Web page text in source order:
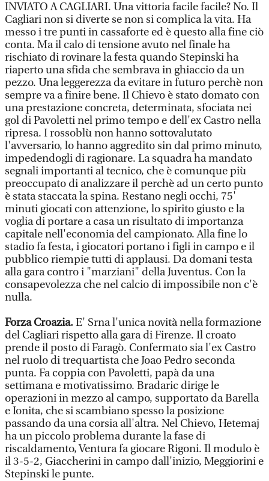
INVIATO A CAGLIARI. Una vittoria facile facile? No. Il
Cagliari non si diverte se non si complica la vita. Ha
messo i tre punti in cassaforte ed è questo alla fine ciò
conta. Ma il calo di tensione avuto nel finale ha
rischiato di rovinare la festa quando Stepinski ha
riaperto una sfida che sembrava in ghiaccio da un
pezzo. Una leggerezza da evitare in futuro perchè non
sempre va a finire bene. Il Chievo è stato domato con
una prestazione concreta, determinata, sfociata nei
gol di Pavoletti nel primo tempo e dell'ex Castro nella
ripresa. I rossoblù non hanno sottovalutato
l'avversario, lo hanno aggredito sin dal primo minuto,
impedendogli di ragionare. La squadra ha mandato
segnali importanti al tecnico, che è comunque più
preoccupato di analizzare il perchè ad un certo punto
è stata staccata la spina. Restano negli occhi, 75'
minuti giocati con attenzione, lo spirito giusto e la
voglia di portare a casa un risultato di importanza
capitale nell'economia del campionato. Alla fine lo
stadio fa festa, i giocatori portano i figli in campo e il
pubblico riempie tutti di applausi. Da domani testa
alla gara contro i "marziani" della Juventus. Con la
consapevolezza che nel calcio di impossibile non c'è
nulla.
Forza Croazia.E' Srna l'unica novità nella formazione
del Cagliari rispetto alla gara di Firenze. Il croato
prende il posto di Faragò. Confermato sia l'ex Castro
nel ruolo di trequartista che Joao Pedro seconda
punta. Fa coppia con Pavoletti, papà da una
settimana e motivatissimo. Bradaric dirige le
operazioni in mezzo al campo, supportato da Barella
e Ionita, che si scambiano spesso la posizione
passando da una corsia all'altra. Nel Chievo, Hetemaj
ha un piccolo problema durante la fase di
riscaldamento, Ventura fa giocare Rigoni. Il modulo è
il 3-5-2, Giaccherini in campo dall'inizio, Meggiorini e
Stepinski le punte.